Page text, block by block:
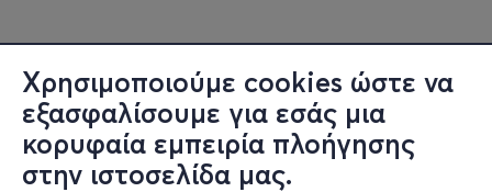
Χρησιμοποιούμε cookies ώστε να
εξασφαλίσουμε για εσάς μια
κορυφαία εμπειρία πλοήγησης
στην ιστοσελίδα μας.